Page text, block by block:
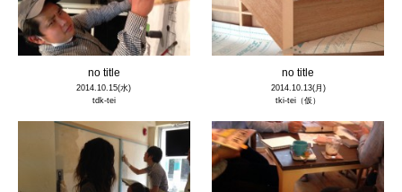
no title
2014.10.15(水)
tdk-tei
no title
2014.10.13(月)
tki-tei（仮）